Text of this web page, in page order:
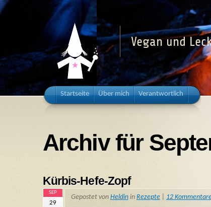
Vegan und
Startseite Über mich Verantwortlich
Archiv für
Kürbis-Hefe-Zopf
SEP
29
Gepostet von Heldinin Rezepte| 12